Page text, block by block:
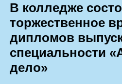
В колледже
торжественное
дипломов
специальности
дело»